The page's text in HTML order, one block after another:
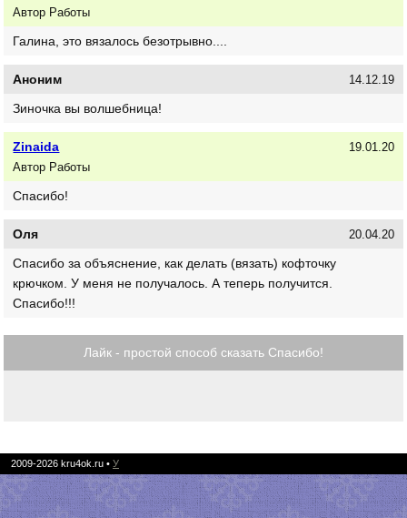
Автор Работы
Галина, это вязалось безотрывно....
Аноним 14.12.19
Зиночка вы волшебница!
Zinaida
Автор Работы
19.01.20
Спасибо!
Оля 20.04.20
Спасибо за объяснение, как делать (вязать) кофточку
крючком. У меня не получалось. А теперь получится.
Спасибо!!!
Лайк - простой способ сказать Спасибо!
2009-2026 kru4ok.ru • У